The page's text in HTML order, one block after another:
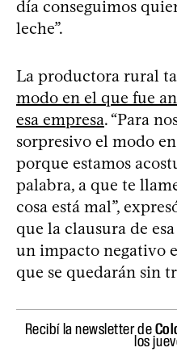
día conseguimos
leche”.
La productora rural
modo en el que fue
esa empresa. “Para
sorpresivo el modo
porque estamos
palabra, a que te
cosa está mal”,
que la clausura de
un impacto negativo
que se quedarán sin
Recibí la newsletter de
los